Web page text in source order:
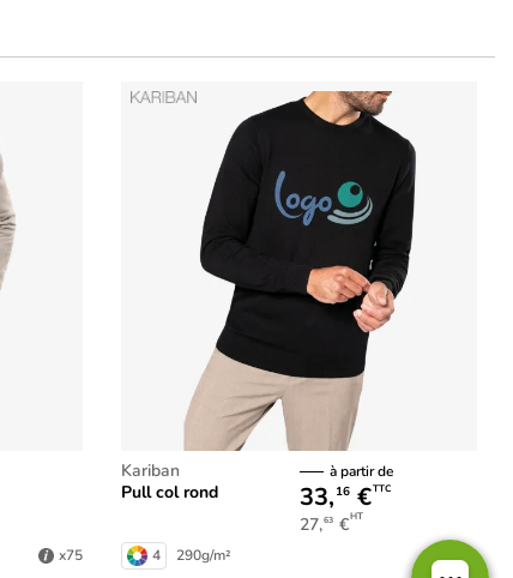
x75
Kariban
Pull col rond
à partir de
27,63 €HT
33, 16 €TTC
4 290g/m² x75